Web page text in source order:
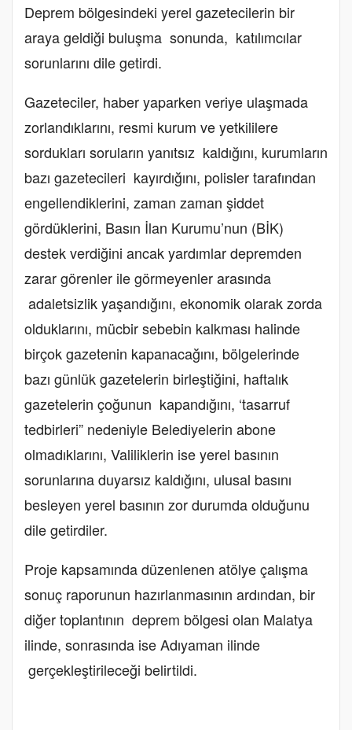
Deprem bölgesindeki yerel gazetecilerin bir
araya geldiği buluşma sonunda, katılımcılar
sorunlarını dile getirdi.
Gazeteciler, haber yaparken veriye ulaşmada
zorlandıklarını, resmi kurum ve yetkililere
sordukları soruların yanıtsız kaldığını, kurumların
bazı gazetecileri kayırdığını, polisler tarafından
engellendiklerini, zaman zaman şiddet
gördüklerini, Basın İlan Kurumu’nun (BİK)
destek verdiğini ancak yardımlar depremden
zarar görenler ile görmeyenler arasında
adaletsizlik yaşandığını, ekonomik olarak zorda
olduklarını, mücbir sebebin kalkması halinde
birçok gazetenin kapanacağını, bölgelerinde
bazı günlük gazetelerin birleştiğini, haftalık
gazetelerin çoğunun kapandığını, ‘tasarruf
tedbirleri” nedeniyle Belediyelerin abone
olmadıklarını, Valiliklerin ise yerel basının
sorunlarına duyarsız kaldığını, ulusal basını
besleyen yerel basının zor durumda olduğunu
dile getirdiler.
Proje kapsamında düzenlenen atölye çalışma
sonuç raporunun hazırlanmasının ardından, bir
diğer toplantının deprem bölgesi olan Malatya
ilinde, sonrasında ise Adıyaman ilinde
gerçekleştirileceği belirtildi.